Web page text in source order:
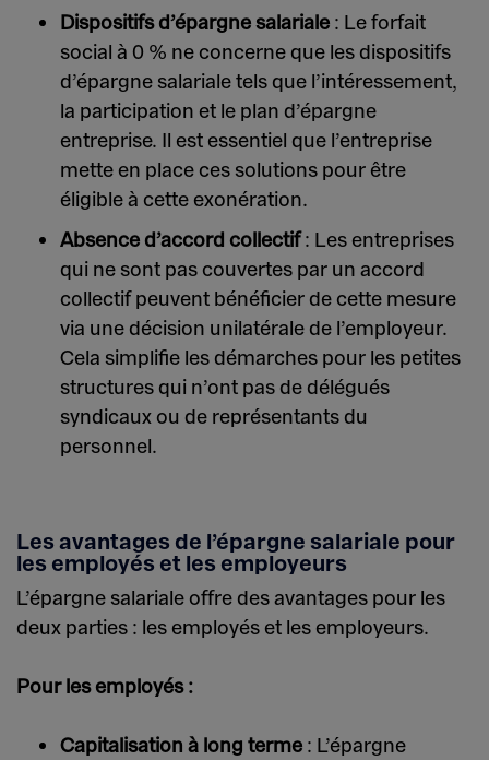
Dispositifs d’épargne salariale : Le forfait
social à 0 % ne concerne que les dispositifs
d’épargne salariale tels que l’intéressement,
la participation et le plan d’épargne
entreprise. Il est essentiel que l’entreprise
mette en place ces solutions pour être
éligible à cette exonération.
Absence d’accord collectif: Les entreprises
qui ne sont pas couvertes par un accord
collectif peuvent bénéficier de cette mesure
via une décision unilatérale de l’employeur.
Cela simplifie les démarches pour les petites
structures qui n’ont pas de délégués
syndicaux ou de représentants du
personnel.
Les avantages de l’épargne salariale pour
les employés et les employeurs
L’épargne salariale offre des avantages pour les
deux parties : les employés et les employeurs.
Pour les employés :
Capitalisation à long terme : L’épargne